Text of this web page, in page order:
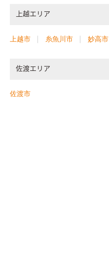
上越エリア
上越市 糸魚川市 妙高市
佐渡エリア
佐渡市